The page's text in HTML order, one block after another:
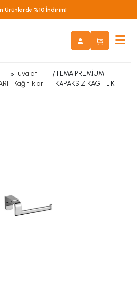
Ürünlerde %10 İndirim!
»Tuvalet
Kağıtlıkları
/TEMA PREMİUM
KAPAKSIZ KAGITLIK